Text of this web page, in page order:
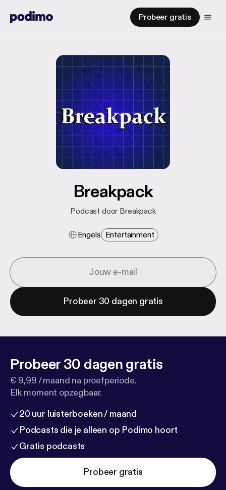
Probeer gratis
Breakpack
Podcast door Breakpack
Engels Entertainment
Probeer 30 dagen gratis
Probeer 30 dagen gratis
€ 9,99 / maand na proefperiode.
Elk moment opzegbaar.
20 uur luisterboeken / maand
Podcasts die je alleen op Podimo hoort
Gratis podcasts
Probeer gratis